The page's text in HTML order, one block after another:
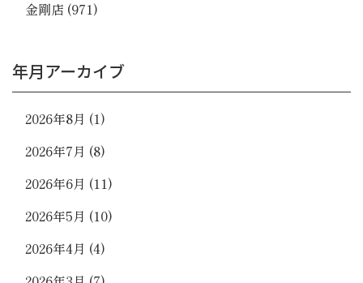
金剛店 (971)
年月アーカイブ
2026年8月 (1)
2026年7月 (8)
2026年6月 (11)
2026年5月 (10)
2026年4月 (4)